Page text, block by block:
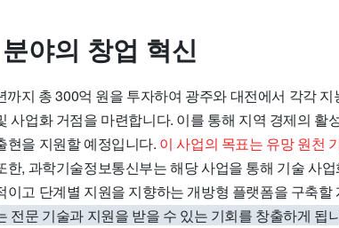
야의 창업 혁신
까지 총 300억 원을 투자하여 광주와 대전에서 각각
사업화 거점을 마련합니다. 이를 통해 지역 경제의 활
현을 지원할 예정입니다. 이 사업의 목표는 유망 원천
한, 과학기술정보통신부는 해당 사업을 통해 기술 사
이고 단계별 지원을 지향하는 개방형 플랫폼을 구축할
전문 기술과 지원을 받을 수 있는 기회를 창출하게 됩